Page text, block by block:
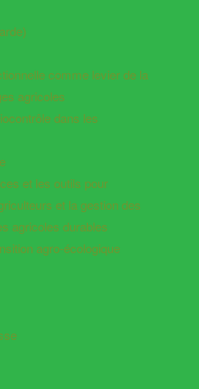
comme levier de la
agricoles
dans les
et les outils pour
et la gestion des
agricoles durables
agro-écologique